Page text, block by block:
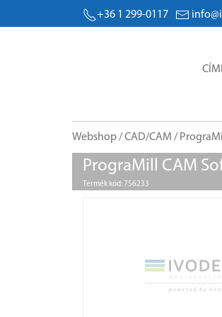
+36 1 299-0117
Webshop/CAD/CAM /
PrograMill CAM
Termék kód: 756233